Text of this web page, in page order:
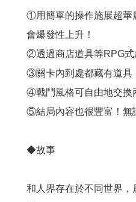
①用簡單的操作施展超華
會爆發性上升！
②透過商店道具等RPG式
③關卡內到處都藏有道具
④戰鬥風格可自由地交換
⑤結局內容也很豐富！無
◆故事
和人界存在於不同世界